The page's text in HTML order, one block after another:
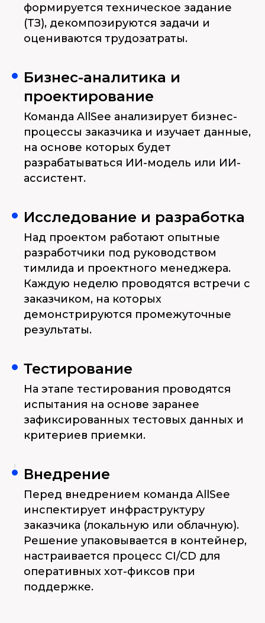
формируется техническое задание
(ТЗ), декомпозируются задачи и
оцениваются трудозатраты.
Бизнес-аналитика и
проектирование
Команда AllSee анализирует бизнес-
процессы заказчика и изучает данные,
на основе которых будет
разрабатываться ИИ-модель или ИИ-
ассистент.
Исследование и разработка
Над проектом работают опытные
разработчики под руководством
тимлида и проектного менеджера.
Каждую неделю проводятся встречи с
заказчиком, на которых
демонстрируются промежуточные
результаты.
Тестирование
На этапе тестирования проводятся
испытания на основе заранее
зафиксированных тестовых данных и
критериев приемки.
Внедрение
Перед внедрением команда AllSee
инспектирует инфраструктуру
заказчика (локальную или облачную).
Решение упаковывается в контейнер,
настраивается процесс CI/CD для
оперативных хот-фиксов при
поддержке.